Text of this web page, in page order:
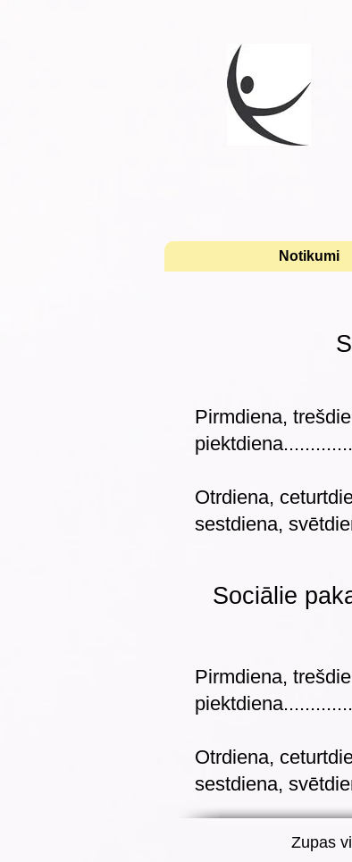
Notikumi
Pirmdiena,
Otrdiena,
sestdiena,
Sociālie
Pirmdiena,
Otrdiena,
sestdiena,
Zupas